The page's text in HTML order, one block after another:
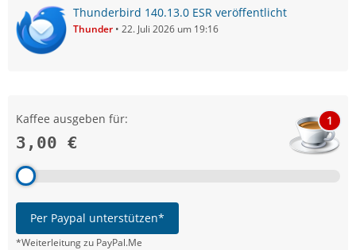
Thunderbird 140.13.0 ESR veröffentlicht
Thunder 22. Juli 2026 um 19:16
Kaffee ausgeben für:
3,00 €
1
Per Paypal unterstützen*
*Weiterleitung zu PayPal.Me